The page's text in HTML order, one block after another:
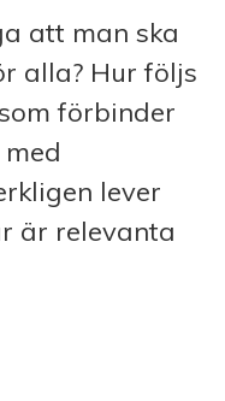
att man ska
alla? Hur följs
förbinder
lever
är relevanta
FÖR EN